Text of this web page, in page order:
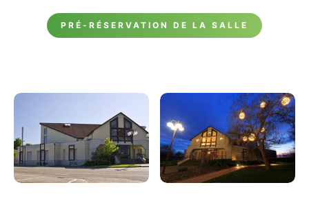
PRÉ-RÉSERVATION DE LA SALLE